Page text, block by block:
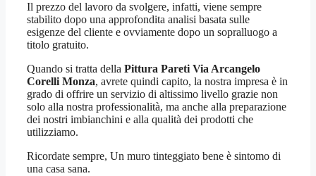
Il prezzo del lavoro da svolgere, infatti, viene sempre
stabilito dopo una approfondita analisi basata sulle
esigenze del cliente e ovviamente dopo un sopralluogo a
titolo gratuito.
Quando si tratta della Pittura Pareti Via Arcangelo
Corelli Monza, avrete quindi capito, la nostra impresa è in
grado di offrire un servizio di altissimo livello grazie non
solo alla nostra professionalità, ma anche alla preparazione
dei nostri imbianchini e alla qualità dei prodotti che
utilizziamo.
Ricordate sempre, Un muro tinteggiato bene è sintomo di
una casa sana.